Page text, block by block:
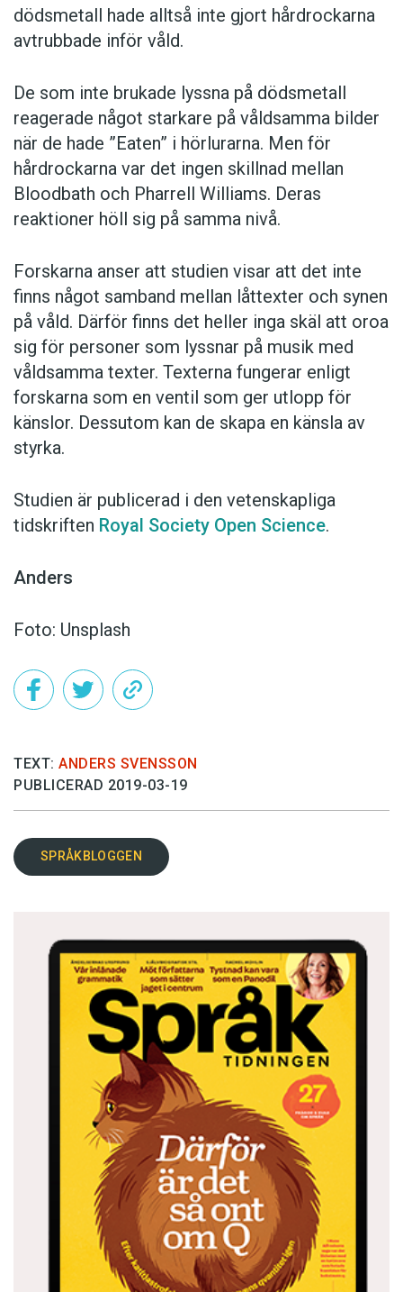
dödsmetall hade alltså inte gjort hårdrockarna
avtrubbade inför våld.
De som inte brukade lyssna på dödsmetall
reagerade något starkare på våldsamma bilder
när de hade ”Eaten” i hörlurarna. Men för
hårdrockarna var det ingen skillnad mellan
Bloodbath och Pharrell Williams. Deras
reaktioner höll sig på samma nivå.
Forskarna anser att studien visar att det inte
finns något samband mellan låttexter och synen
på våld. Därför finns det heller inga skäl att oroa
sig för personer som lyssnar på musik med
våldsamma texter. Texterna fungerar enligt
forskarna som en ventil som ger utlopp för
känslor. Dessutom kan de skapa en känsla av
styrka.
Studien är publicerad i den vetenskapliga
tidskriften Royal Society Open Science.
Anders
Foto: Unsplash
TEXT: ANDERS SVENSSON
PUBLICERAD 2019-03-19
SPRÅKBLOGGEN